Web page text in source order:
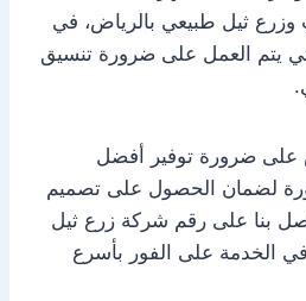
وزرع ثيل طبيعي بالرياض، في
يتم العمل على ضرورة تنسيق
ضرورة توفير أفضل
لضمان الحصول على تصميم
بنا على رقم شركة زرع ثيل
الخدمة على الفور بأسرع